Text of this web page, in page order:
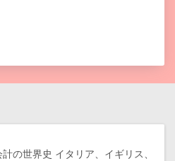
計の世界史 イタリア、イギリス、